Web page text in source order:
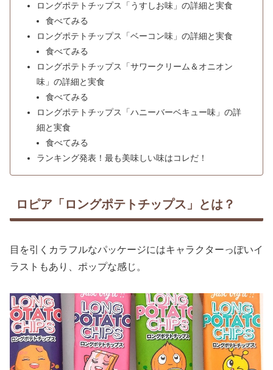
ロングポテトチップス「うすしお味」の詳細と実食
食べてみる
ロングポテトチップス「ベーコン味」の詳細と実食
食べてみる
ロングポテトチップス「サワークリーム＆オニオン
味」の詳細と実食
食べてみる
ロングポテトチップス「ハニーバーベキュー味」の詳
細と実食
食べてみる
ランキング発表！最も美味しい味はコレだ！
ロピア「ロングポテトチップス」とは？
目を引くカラフルなパッケージにはキャラクターっぽいイ
ラストもあり、ポップな感じ。